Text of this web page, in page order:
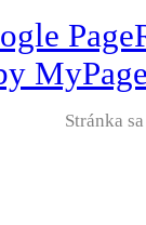
Stránka